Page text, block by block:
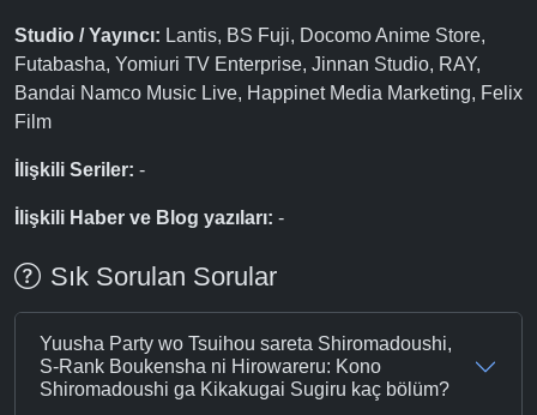
Studio / Yayıncı: Lantis, BS Fuji, Docomo Anime Store,
Futabasha, Yomiuri TV Enterprise, Jinnan Studio, RAY,
Bandai Namco Music Live, Happinet Media Marketing, Felix
Film
İlişkili Seriler: -
İlişkili Haber ve Blog yazıları: -
Sık Sorulan Sorular
Yuusha Party wo Tsuihou sareta Shiromadoushi,
S-Rank Boukensha ni Hirowareru: Kono
Shiromadoushi ga Kikakugai Sugiru kaç bölüm?